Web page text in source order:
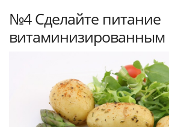
№4 Сделайте питание
витаминизированным